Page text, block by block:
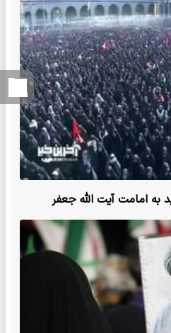
به امامت آیت الله جعفر